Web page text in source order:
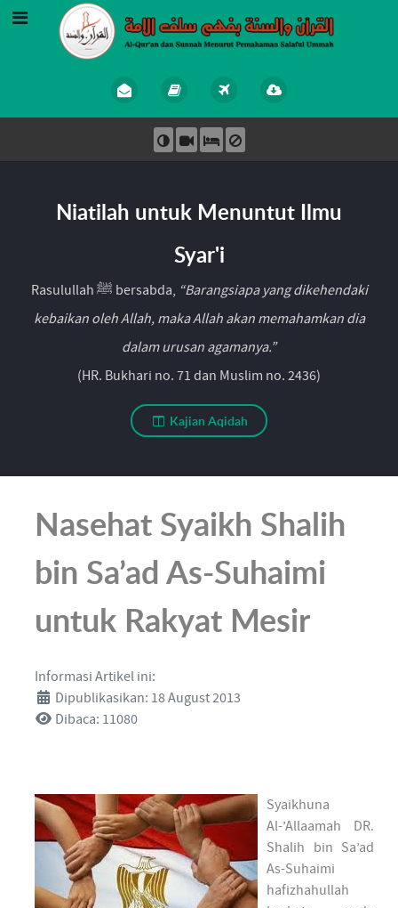
Niatilah untuk Menuntut Ilmu
Syar'i
Rasulullah ﷺ bersabda, “Barangsiapa yang dikehendaki
kebaikan oleh Allah, maka Allah akan memahamkan dia
dalam urusan agamanya.”
(HR. Bukhari no. 71 dan Muslim no. 2436)
Kajian Aqidah
Nasehat Syaikh Shalih
bin Sa’ad As-Suhaimi
untuk Rakyat Mesir
Informasi Artikel ini:
Dipublikasikan: 18 August 2013
Dibaca: 11080
Syaikhuna
Al-’Allaamah DR.
Shalih bin Sa’ad
As-Suhaimi
hafizhahullah